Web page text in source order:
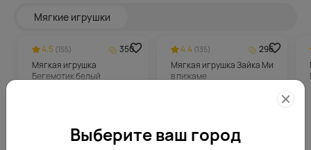
Мягкие игрушки
4.5 (155)
350
Мягкая игрушка
Бегемотик белый
4.4 (135)
296
Мягкая игрушка Зайка Ми
в пижаме
Выберите ваш город